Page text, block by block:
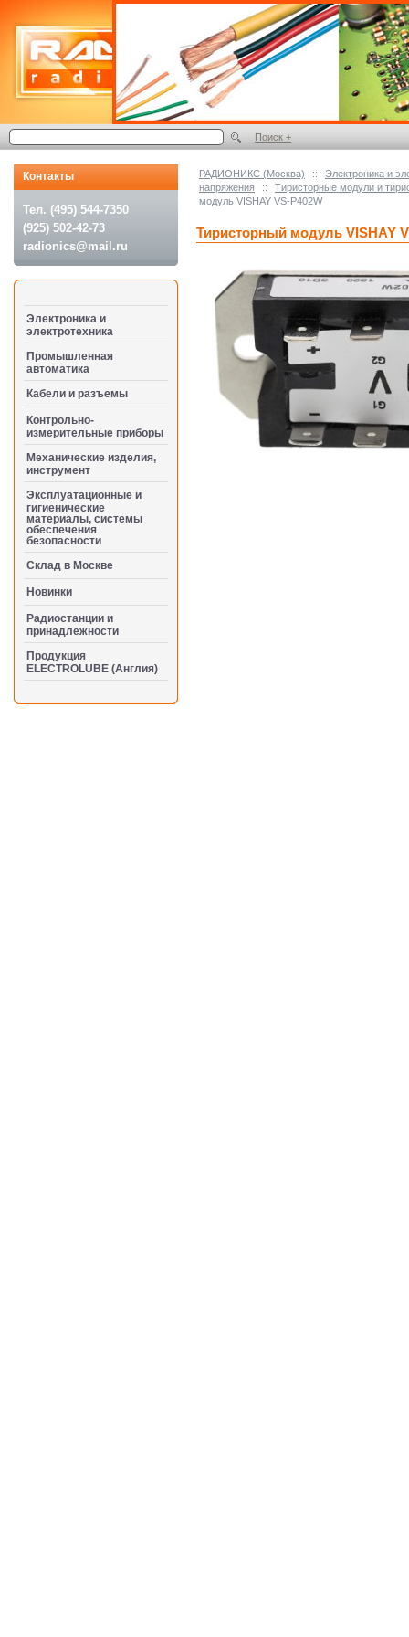
РАДИОНИКС (Москва) ::
Электроника и
напряжения
::
Тиристорные модули и
модуль VISHAY VS-P402W
Тиристорный модуль VISHAY
Контакты
Тел. (495) 544-7350
(925) 502-42-73
radionics@mail.ru
Электроника и
электротехника
Промышленная
автоматика
Кабели и разъемы
Контрольно-
измерительные приборы
Механические изделия,
инструмент
Эксплуатационные и
гигиенические
материалы, системы
обеспечения
безопасности
Cклад в Москве
Новинки
Радиостанции и
принадлежности
Продукция
ELECTROLUBE (Англия)
Поиск +